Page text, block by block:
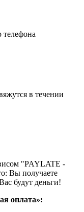
телефона
в течении
"PAYLATE -
Вы получаете
будут деньги!
оплата»: